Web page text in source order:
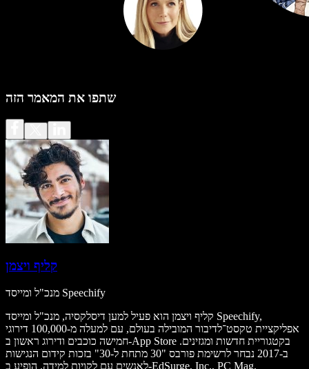
שתפו את המאמר הזה
קליף ויצמן
מנכ"ל ומייסד Speechify
קליף ויצמן הוא פעיל למען דיסלקסיה, מנכ"ל ומייסד Speechify,
אפליקציית טקסט־לדיבור המובילה בעולם, עם למעלה מ-100,000 דירוגי
חמישה כוכבים ודירוג ראשון ב-App Store בקטגוריית חדשות ומגזינים.
ב-2017 נבחר לרשימת פורבס "30 מתחת ל-30" בזכות קידום הנגישות
לאנשים עם לקויות למידה. הופיע ב-EdSurge, Inc., PC Mag,